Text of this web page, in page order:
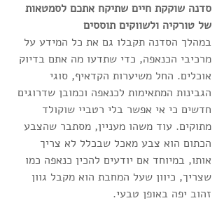
סדנה שוקקת חיים שתיקח אתכם לסמטאות
של טורקיה ולשווקים תוססים
במהלך הסדנה תקבלו גם את כל המידע על
מרכיבי הכנאפה, כדי שתדעו מה אתם בדיוק
אוכלים. החל משיערות הקדאיף, סוגי
הגבינות המתאימות לכנאפה וכמובן שדרוגים
חדשים כי אי אפשר בלי רטביי שוקולד
מתוקים. עוד משהו מעניין, מסתבר שהצבע
הכתום הוא צבע מאכל שבכלל לא צריך
אותו, במיוחד אם יודעים להכין כנאפה כמו
שצריך, כיוון שעל המחבת הוא מקבל גוון
זהוב יפה באופן טבעי.